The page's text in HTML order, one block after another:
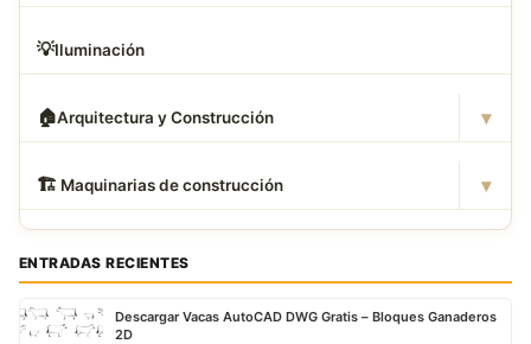
💡Iluminación
🏠Arquitectura y Construcción ▾
🏗 ️ Maquinarias de construcción ▾
ENTRADAS RECIENTES
Descargar Vacas AutoCAD DWG Gratis – Bloques Ganaderos
2D